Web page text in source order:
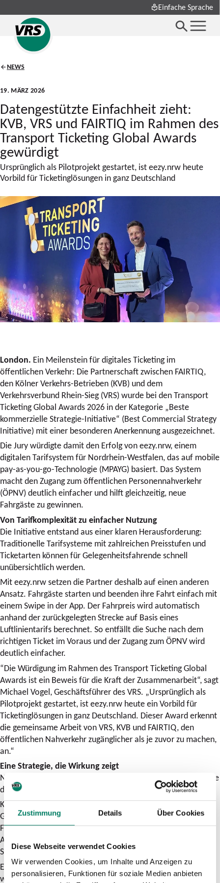
Zustimmung Details Über Cookies
Diese Webseite verwendet Cookies
Wir verwenden Cookies, um Inhalte und Anzeigen zu
personalisieren, Funktionen für soziale Medien anbieten
Einfache Sprache
NEWS
19. MÄRZ 2026
Datengestützte Einfachheit zieht:
KVB, VRS und FAIRTIQ im Rahmen des
Transport Ticketing Global Awards
gewürdigt
Ursprünglich als Pilotprojekt gestartet, ist eezy.nrw heute
Vorbild für Ticketinglösungen in ganz Deutschland
London. Ein Meilenstein für digitales Ticketing im
öffentlichen Verkehr: Die Partnerschaft zwischen FAIRTIQ,
den Kölner Verkehrs-Betrieben (KVB) und dem
Verkehrsverbund Rhein-Sieg (VRS) wurde bei den Transport
Ticketing Global Awards 2026 in der Kategorie „Beste
kommerzielle Strategie-Initiative“ (Best Commercial Strategy
Initiative) mit einer besonderen Anerkennung ausgezeichnet.
Die Jury würdigte damit den Erfolg von eezy.nrw, einem
digitalen Tarifsystem für Nordrhein-Westfalen, das auf mobile
pay-as-you-go-Technologie (MPAYG) basiert. Das System
macht den Zugang zum öffentlichen Personennahverkehr
(ÖPNV) deutlich einfacher und hilft gleichzeitig, neue
Fahrgäste zu gewinnen.
Von Tarifkomplexität zu einfacher Nutzung
Die Initiative entstand aus einer klaren Herausforderung:
Traditionelle Tarifsysteme mit zahlreichen Preisstufen und
Ticketarten können für Gelegenheitsfahrende schnell
unübersichtlich werden.
Mit eezy.nrw setzen die Partner deshalb auf einen anderen
Ansatz. Fahrgäste starten und beenden ihre Fahrt einfach mit
einem Swipe in der App. Der Fahrpreis wird automatisch
anhand der zurückgelegten Strecke auf Basis eines
Luftlinientarifs berechnet. So entfällt die Suche nach dem
richtigen Ticket im Voraus und der Zugang zum ÖPNV wird
deutlich einfacher.
“Die Würdigung im Rahmen des Transport Ticketing Global
Awards ist ein Beweis für die Kraft der Zusammenarbeit“, sagt
Michael Vogel, Geschäftsführer des VRS. „Ursprünglich als
Pilotprojekt gestartet, ist eezy.nrw heute ein Vorbild für
Ticketinglösungen in ganz Deutschland. Dieser Award erkennt
die gemeinsame Arbeit von VRS, KVB und FAIRTIQ, den
öffentlichen Nahverkehr zugänglicher als je zuvor zu machen,
an.“
Eine Strategie, die Wirkung zeigt
Neben der technologischen Lösung hob die Jury insbesondere
die datengestützte kommerzielle Strategie hervor.
KVB und VRS setzten gezielt auf Kampagnen rund um lokale
Großereignisse wie den Kölner Karneval oder den Black
Friday. Aktionen wie kostenlose Fahrtage, Zwei-für-eins-
Angebote oder gezielte Rabatte motivierten Fahrgäste, das
System auszuprobieren.
Ein Test-and-Learn-Ansatz half den Partnern zu verstehen,
welche Anreize bei Fahrgästen besonders gut funktionieren.